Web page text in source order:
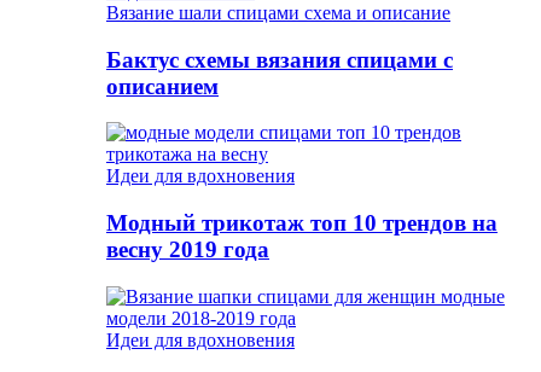
Вязание шали спицами схема и описание
Бактус схемы вязания спицами с
описанием
Идеи для вдохновения
Модный трикотаж топ 10 трендов на
весну 2019 года
Идеи для вдохновения